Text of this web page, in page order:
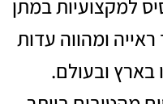
למקצועיות במתן
ומהווה עדות
בארץ ובעולם.